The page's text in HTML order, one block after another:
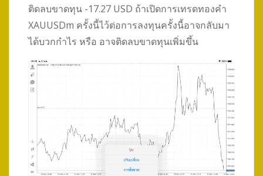
ติดลบขาดทุน -17.27 USD ถ้าเปิดการเทรดทองคำ
XAUUSDm ครั้งนี้ไว้ต่อการลงทุนครั้งนี้อาจกลับมา
ได้บวกกำไร หรือ อาจติดลบขาดทุนเพิ่มขึ้น